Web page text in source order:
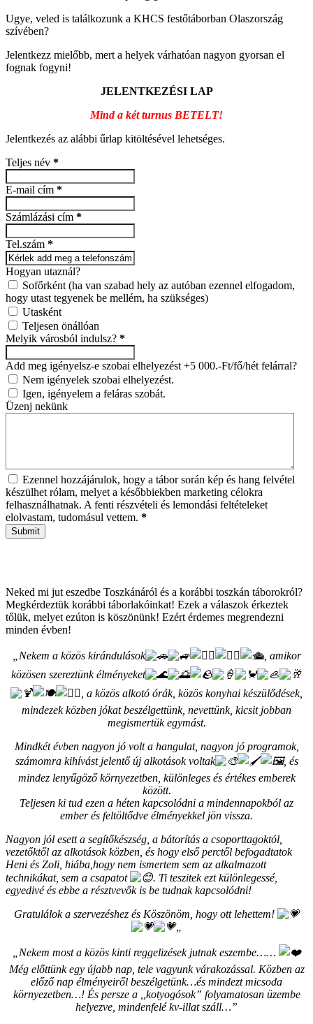
Ugye, veled is találkozunk a KHCS festőtáborban Olaszország
szívében?
Jelentkezz mielőbb, mert a helyek várhatóan nagyon gyorsan el
fognak fogyni!
JELENTKEZÉSI LAP
Mind a két turnus BETELT!
Jelentkezés az alábbi űrlap kitöltésével lehetséges.
Teljes név *
E-mail cím *
Számlázási cím *
Tel.szám *
Hogyan utaznál?
Sofőrként (ha van szabad hely az autóban ezennel elfogadom,
hogy utast tegyenek be mellém, ha szükséges)
Utasként
Teljesen önállóan
Melyik városból indulsz? *
Add meg igényelsz-e szobai elhelyezést +5 000.-Ft/fő/hét felárral?
Nem igényelek szobai elhelyezést.
Igen, igényelem a feláras szobát.
Üzenj nekünk
Ezennel hozzájárulok, hogy a tábor során kép és hang felvétel
készülhet rólam, melyet a későbbiekben marketing célokra
felhasználhatnak. A fenti részvételi és lemondási feltételeket
elolvastam, tudomásul vettem. *
Submit
Neked mi jut eszedbe Toszkánáról és a korábbi toszkán táborokról?
Megkérdeztük korábbi táborlakóinkat! Ezek a válaszok érkeztek
tőlük, melyet ezúton is köszönünk! Ezért érdemes megrendezni
minden évben!
Nekem a közös kirándulások
, amikor
közösen szereztünk élményeket
, a közös alkotó órák, közös konyhai készülődések,
mindezek közben jókat beszélgettünk, nevettünk, kicsit jobban
megismertük egymást.
Mindkét évben nagyon jó volt a hangulat, nagyon jó programok,
számomra kihívást jelentő új alkotások voltak
, és
mindez lenyűgöző környezetben, különleges és értékes emberek
között.
Teljesen ki tud ezen a héten kapcsolódni a mindennapokból az
ember és feltöltődve élményekkel jön vissza.
Nagyon jól esett a segítőkészség, a bátorítás a csoporttagoktól,
vezetőktől az alkotások közben, és hogy első perctől befogadtatok
Heni és Zoli, hiába,hogy nem ismertem sem az alkalmazott
technikákat, sem a csapatot
. Ti teszitek ezt különlegessé,
egyedivé és ebbe a résztvevők is be tudnak kapcsolódni!
Gratuláloka szervezéshez és Köszönöm, hogy ott lehettem!
„
„Nekem most a közös kinti reggelizések jutnak eszembe……
Még előttünk egy újabb nap, tele vagyunk várakozással. Közben az
előző nap élményeiről beszélgetünk…és mindezt micsoda
környezetben…! És persze a ,,kotyogósok” folyamatosan üzembe
helyezve, mindenfelé kv-illat száll…”